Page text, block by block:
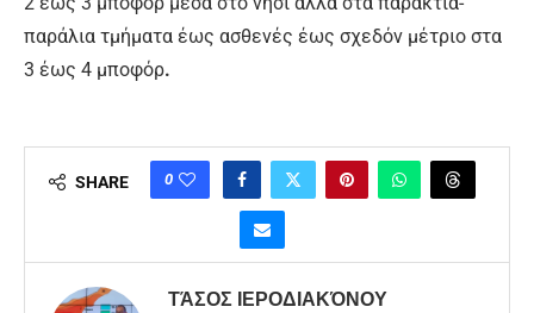
παράλια τμήματα έως ασθενές έως σχεδόν μέτριο στα
3 έως 4 μποφόρ.
SHARE 0
ΤΆΣΟΣ ΙΕΡΟΔΙΑΚΌΝΟΥ